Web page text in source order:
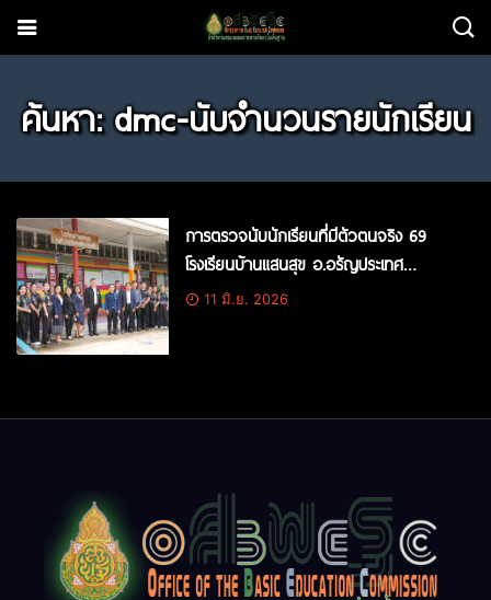
ค้นหา: dmc-นับจำนวนรายนักเรียน
การตรวจนับนักเรียนที่มีตัวตนจริง 69
โรงเรียนบ้านแสนสุข อ.อรัญประเทศ
จ.สระแก้ว
11 มิ.ย. 2026